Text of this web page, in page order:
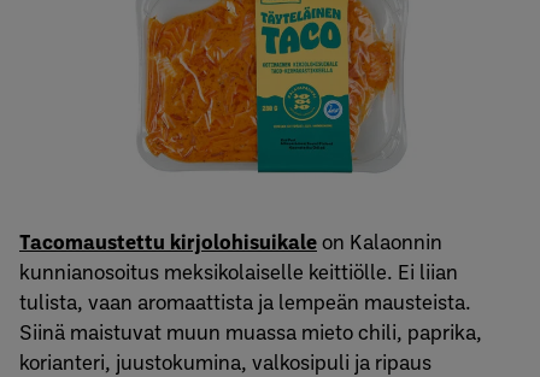
Tacomaustettu kirjolohisuikale on Kalaonnin
kunnianosoitus meksikolaiselle keittiölle. Ei liian
tulista, vaan aromaattista ja lempeän mausteista.
Siinä maistuvat muun muassa mieto chili, paprika,
korianteri, juustokumina, valkosipuli ja ripaus